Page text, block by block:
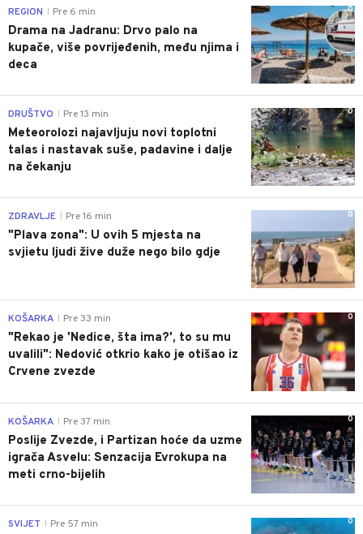
0
REGION Pre 6 min
Drama na Jadranu: Drvo palo na
kupače, više povrijeđenih, među njima i
deca
0
DRUŠTVO Pre 13 min
Meteorolozi najavljuju novi toplotni
talas i nastavak suše, padavine i dalje
na čekanju
0
ZDRAVLJE Pre 16 min
"Plava zona": U ovih 5 mjesta na
svjietu ljudi žive duže nego bilo gdje
0
KOŠARKA Pre 33 min
"Rekao je 'Nedice, šta ima?', to su mu
uvalili": Nedović otkrio kako je otišao iz
Crvene zvezde
0
KOŠARKA Pre 37 min
Poslije Zvezde, i Partizan hoće da uzme
igrača Asvelu: Senzacija Evrokupa na
meti crno-bijelih
0
SVIJET Pre 57 min